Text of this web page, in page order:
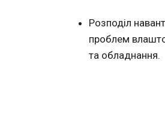
Розподіл
проблем
та обладнання.